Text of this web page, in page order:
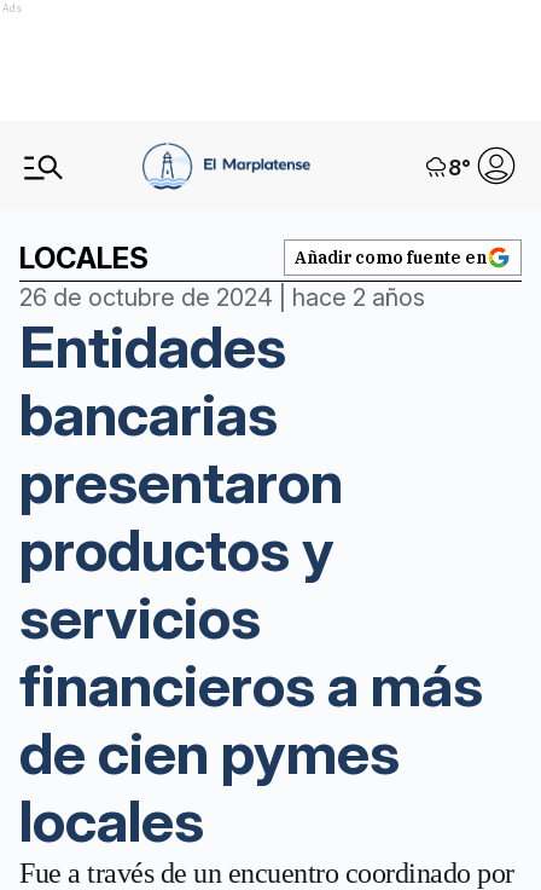
Ads
8°
LOCALES Añadir como fuente en
26 de octubre de 2024 | hace 2 años
Entidades
bancarias
presentaron
productos y
servicios
financieros a más
de cien pymes
locales
Fue a través de un encuentro coordinado por